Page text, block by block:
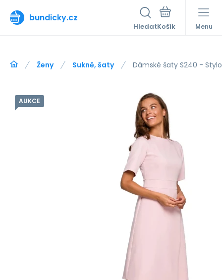
bundicky.cz
Hledat Menu
Ženy Sukně, šaty Dámské šaty S240 -
AUKCE